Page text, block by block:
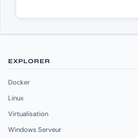
EXPLORER
Docker
Linux
Virtualisation
Windows Serveur